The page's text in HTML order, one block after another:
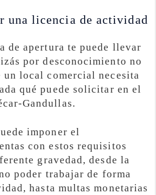
una licencia de actividad
de apertura te puede llevar
por desconocimiento no
un local comercial necesita
qué puede solicitar en el
Gandullas.
imponer el
con estos requisitos
gravedad, desde la
poder trabajar de forma
hasta multas monetarias